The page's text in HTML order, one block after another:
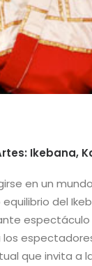
Ikebana,
en un
del
espectáculo
que invita a